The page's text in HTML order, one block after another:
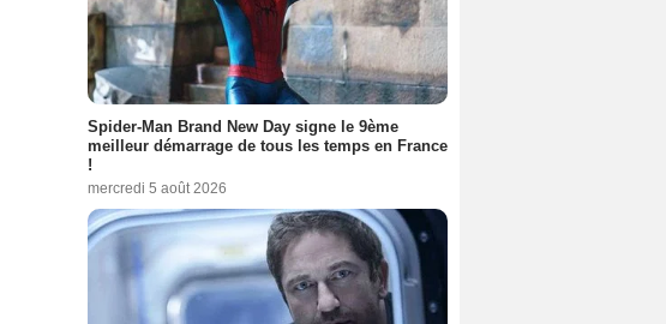
Spider-Man Brand New Day signe le 9ème
meilleur démarrage de tous les temps en France
!
mercredi 5 août 2026